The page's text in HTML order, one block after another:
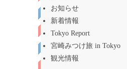
お知らせ
新着情報
Tokyo Report
宮崎みつけ旅 in Tokyo
観光情報